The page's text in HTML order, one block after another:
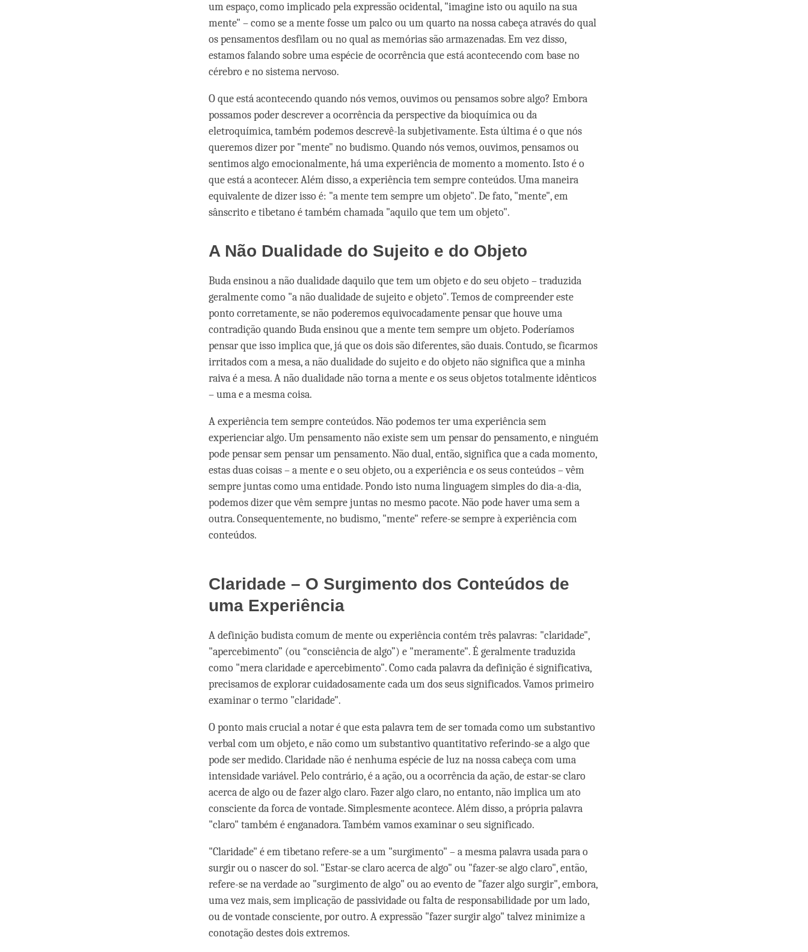
um espaço, como implicado pela expressão ocidental, "imagine isto ou aquilo na sua
mente" – como se a mente fosse um palco ou um quarto na nossa cabeça através do qual
os pensamentos desfilam ou no qual as memórias são armazenadas. Em vez disso,
estamos falando sobre uma espécie de ocorrência que está acontecendo com base no
cérebro e no sistema nervoso.
O que está acontecendo quando nós vemos, ouvimos ou pensamos sobre algo? Embora
possamos poder descrever a ocorrência da perspective da bioquímica ou da
eletroquímica, também podemos descrevê-la subjetivamente. Esta última é o que nós
queremos dizer por "mente" no budismo. Quando nós vemos, ouvimos, pensamos ou
sentimos algo emocionalmente, há uma experiência de momento a momento. Isto é o
que está a acontecer. Além disso, a experiência tem sempre conteúdos. Uma maneira
equivalente de dizer isso é: "a mente tem sempre um objeto". De fato, "mente", em
sânscrito e tibetano é também chamada "aquilo que tem um objeto".
A Não Dualidade do Sujeito e do Objeto
Buda ensinou a não dualidade daquilo que tem um objeto e do seu objeto – traduzida
geralmente como "a não dualidade de sujeito e objeto". Temos de compreender este
ponto corretamente, se não poderemos equivocadamente pensar que houve uma
contradição quando Buda ensinou que a mente tem sempre um objeto. Poderíamos
pensar que isso implica que, já que os dois são diferentes, são duais. Contudo, se ficarmos
irritados com a mesa, a não dualidade do sujeito e do objeto não significa que a minha
raiva é a mesa. A não dualidade não torna a mente e os seus objetos totalmente idênticos
– uma e a mesma coisa.
A experiência tem sempre conteúdos. Não podemos ter uma experiência sem
experienciar algo. Um pensamento não existe sem um pensar do pensamento, e ninguém
pode pensar sem pensar um pensamento. Não dual, então, significa que a cada momento,
estas duas coisas – a mente e o seu objeto, ou a experiência e os seus conteúdos – vêm
sempre juntas como uma entidade. Pondo isto numa linguagem simples do dia-a-dia,
podemos dizer que vêm sempre juntas no mesmo pacote. Não pode haver uma sem a
outra. Consequentemente, no budismo, "mente" refere-se sempre à experiência com
conteúdos.
Claridade – O Surgimento dos Conteúdos de
uma Experiência
A definição budista comum de mente ou experiência contém três palavras: "claridade",
"apercebimento” (ou “consciência de algo”) e "meramente". É geralmente traduzida
como "mera claridade e apercebimento". Como cada palavra da definição é significativa,
precisamos de explorar cuidadosamente cada um dos seus significados. Vamos primeiro
examinar o termo "claridade".
O ponto mais crucial a notar é que esta palavra tem de ser tomada como um substantivo
verbal com um objeto, e não como um substantivo quantitativo referindo-se a algo que
pode ser medido. Claridade não é nenhuma espécie de luz na nossa cabeça com uma
intensidade variável. Pelo contrário, é a ação, ou a ocorrência da ação, de estar-se claro
acerca de algo ou de fazer algo claro. Fazer algo claro, no entanto, não implica um ato
consciente da forca de vontade. Simplesmente acontece. Além disso, a própria palavra
"claro" também é enganadora. Também vamos examinar o seu significado.
"Claridade" é em tibetano refere-se a um "surgimento" – a mesma palavra usada para o
surgir ou o nascer do sol. "Estar-se claro acerca de algo" ou "fazer-se algo claro", então,
refere-se na verdade ao "surgimento de algo" ou ao evento de "fazer algo surgir", embora,
uma vez mais, sem implicação de passividade ou falta de responsabilidade por um lado,
ou de vontade consciente, por outro. A expressão "fazer surgir algo" talvez minimize a
conotação destes dois extremos.